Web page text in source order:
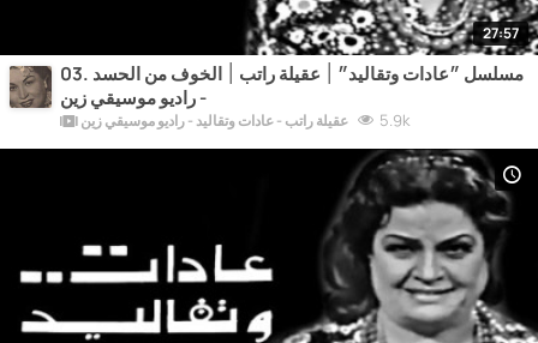
27:57
03. مسلسل ״عادات وتقاليد״ ׀ عقيلة راتب ׀ الخوف من الحسد
- راديو موسيقي زين
عقيلة راتب - عادات وتقاليد - راديو موسيقي زين 5.9k